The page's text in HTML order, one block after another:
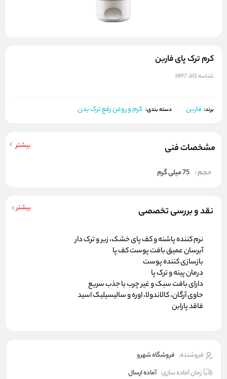
کرم ترک پای فاربن
شناسه کالا: 3897
برند: فاربن دسته بندی: کرم و روغن رفع ترک بدن
مشخصات فنی بیشتر
حجم : 75 میلی گرم
نقد و بررسی تخصصی بیشتر
نرم کننده پاشنه و کف پای خشک، زبر و ترک ‌دار
آبرسان عمیق بافت پوست کف پا
بازسازی کننده پوست
درمان پینه و ترک پا
دارای بافت سبک و غیر چرب با جذب سریع
حاوی آرگان، کالاندولا، اوره و سالیسیلیک اسید
فاقد پارابن
فروشنده: فروشگاه شهرو
زمان آماده سازی: آماده ارسال